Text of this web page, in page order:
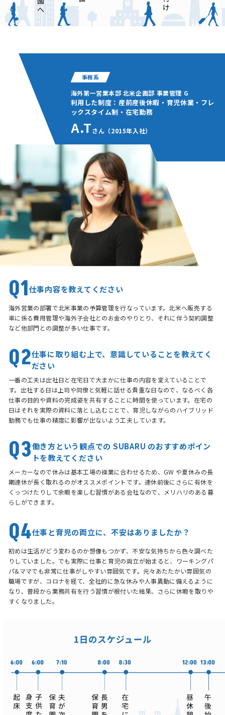
事務系
海外第一営業本部 北米企画部 事業管理 G
利用した制度：産前産後休暇・育児休業・フレ
ックスタイム制・在宅勤務
A.Tさん（2015年入社）
Q1仕事内容を教えてください
海外営業の部署で北米事業の予算管理を行なっています。北米へ販売する
車に係る費用管理や海外子会社とのお金のやりとり、それに伴う契約調整
など他部門との調整が多い仕事です。
Q2仕事に取り組む上で、意識していることを教えてく
ださい
一番の工夫は出社日と在宅日で大まかに仕事の内容を変えていることで
す。出社する日は上司や同僚と気軽に話せる貴重な日なので、なるべく各
仕事の目的や資料の完成姿を共有することに時間を使っています。在宅の
日はそれを実際の資料に落とし込むことで、育児しながらのハイブリッド
勤務でも仕事の精度に影響が出ないよう工夫しています。
Q3働き方という観点での SUBARU のおすすめポイン
トを教えてください
メーカーなので休みは基本工場の操業に合わせるため、GW や夏休みの長
期連休が長く取れるのがオススメポイントです。連休前後にさらに有休を
くっつけたりして余暇を楽しむ習慣がある会社なので、メリハリのある暮
らしができます。
Q4仕事と育児の両立に、不安はありましたか？
初めは生活がどう変わるのか想像もつかず、不安な気持ちから色々調べた
りしていました。でも実際に仕事と育児の両立が始まると、ワーキングパ
パ&ママでも非常に仕事がしやすい雰囲気です。元々あたたかい雰囲気の
職場ですが、コロナを経て、全社的に急な休みや人事異動に備えるように
なり、普段から業務共有を行う習慣が根付いた結果、さらに休暇を取りや
すくなりました。